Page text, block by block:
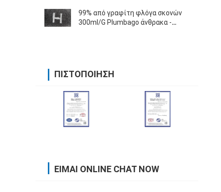
μεταλλουργική βιομηχανία
99% από γραφίτη φλόγα σκονών
300ml/G Plumbago άνθρακα -
ΠΙΣΤΟΠΟΊΗΣΗ
ΕΊΜΑΙ ONLINE CHAT NOW